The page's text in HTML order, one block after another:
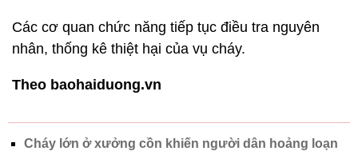
Các cơ quan chức năng tiếp tục điều tra nguyên
nhân, thống kê thiệt hại của vụ cháy.
Theo baohaiduong.vn
Cháy lớn ở xưởng cồn khiến người dân hoảng loạn